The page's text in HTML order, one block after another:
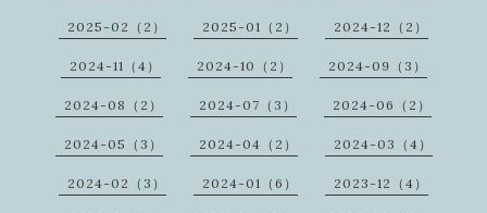
2025-02（2） 2025-01（2） 2024-12（2）
2024-11（4） 2024-10（2） 2024-09（3）
2024-08（2） 2024-07（3） 2024-06（2）
2024-05（3） 2024-04（2） 2024-03（4）
2024-02（3） 2024-01（6） 2023-12（4）